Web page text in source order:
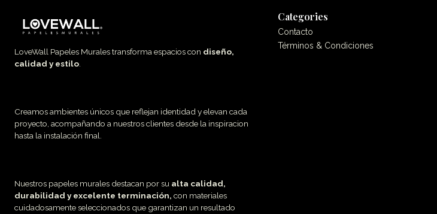
LoveWall Papeles Murales transforma espacios con diseño,
calidad y estilo
Creamos ambientes únicos que reflejan identidad y elevan cada
proyecto, acompañando a nuestros clientes desde la inspiracion
hasta la instalación final.
Nuestros papeles murales destacan por su alta calidad,
durabilidad y excelente terminación, con materiales
cuidadosamente seleccionados que garantizan un resultado
Categories
Contacto
Términos & Condiciones